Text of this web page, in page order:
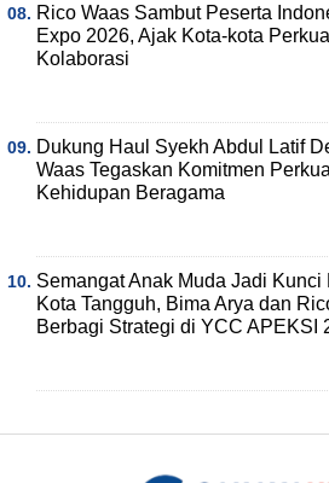
Rico Waas Sambut Peserta
Expo 2026, Ajak Kota-kota
Kolaborasi
Dukung Haul Syekh Abdul Latif
Waas Tegaskan Komitmen
Kehidupan Beragama
Semangat Anak Muda Jadi Kunci
Kota Tangguh, Bima Arya dan
Berbagi Strategi di YCC APEKSI